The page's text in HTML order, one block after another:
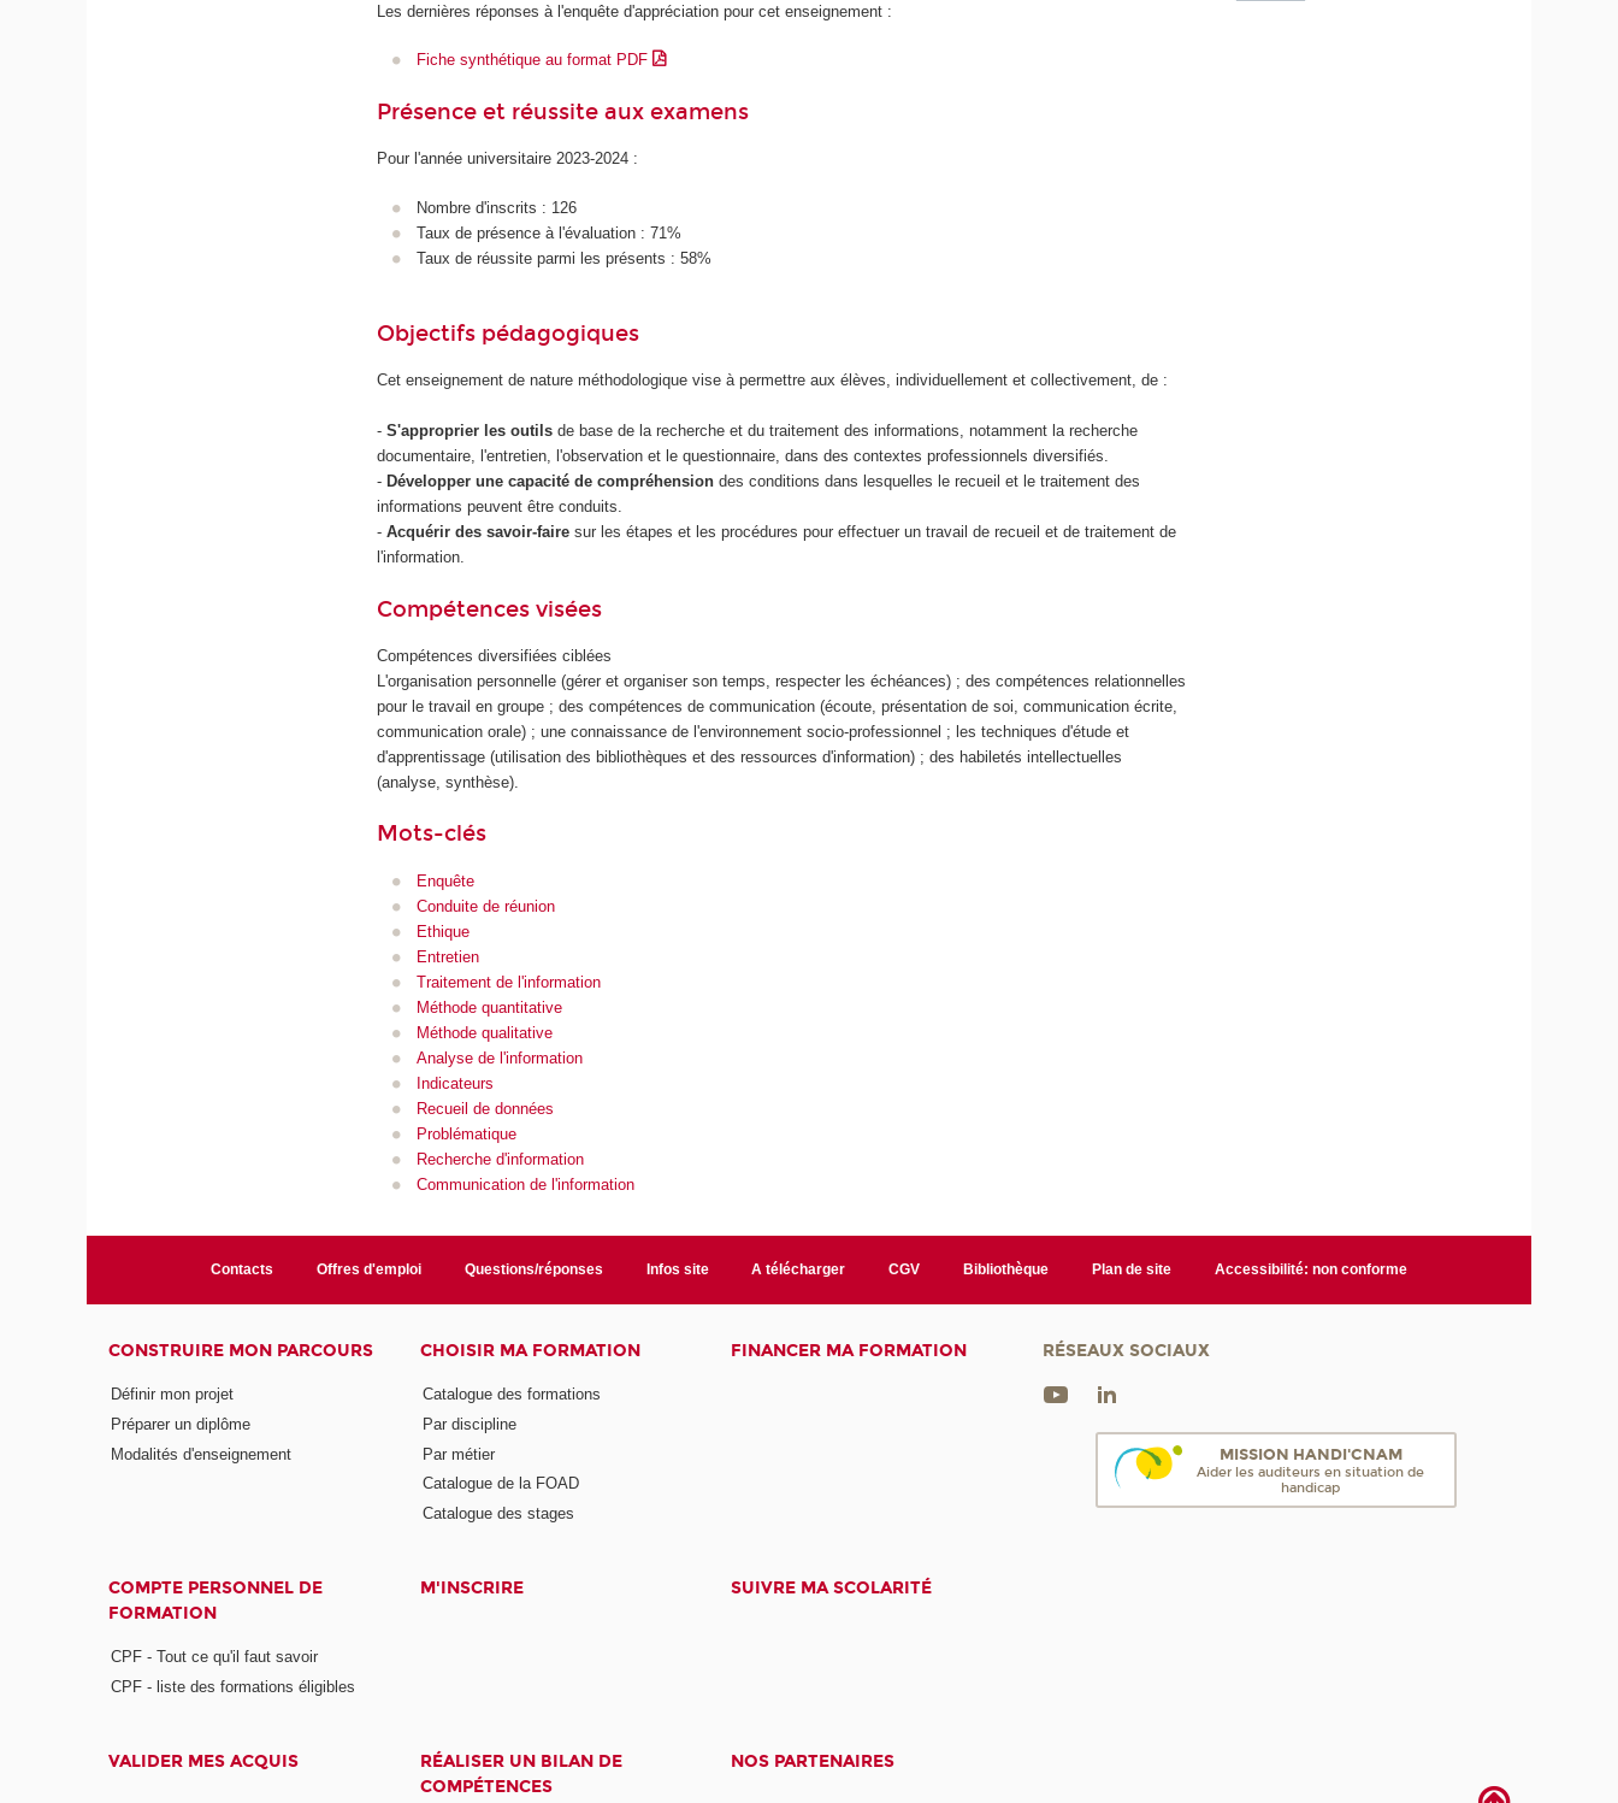
Les dernières réponses à l'enquête d'appréciation pour cet enseignement :
Fiche synthétique au format PDF
Présence et réussite aux examens
Pour l'année universitaire 2023-2024 :
Nombre d'inscrits : 126
Taux de présence à l'évaluation : 71%
Taux de réussite parmi les présents : 58%
Objectifs pédagogiques
Cet enseignement de nature méthodologique vise à permettre aux élèves, individuellement et collectivement, de :
-S'approprier les outils de base de la recherche et du traitement des informations, notamment la recherche
documentaire, l'entretien, l'observation et le questionnaire, dans des contextes professionnels diversifiés.
- Développer une capacité de compréhension des conditions dans lesquelles le recueil et le traitement des
informations peuvent être conduits.
-Acquérir des savoir-faire sur les étapes et les procédures pour effectuer un travail de recueil et de traitement de
l'information.
Compétences visées
Compétences diversifiées ciblées
L'organisation personnelle (gérer et organiser son temps, respecter les échéances) ; des compétences relationnelles
pour le travail en groupe ; des compétences de communication (écoute, présentation de soi, communication écrite,
communication orale) ; une connaissance de l'environnement socio-professionnel ; les techniques d'étude et
d'apprentissage (utilisation des bibliothèques et des ressources d'information) ; des habiletés intellectuelles
(analyse, synthèse).
Mots-clés
Enquête
Conduite de réunion
Ethique
Entretien
Traitement de l'information
Méthode quantitative
Méthode qualitative
Analyse de l'information
Indicateurs
Recueil de données
Problématique
Recherche d'information
Communication de l'information
Contacts Offres d'emploi Questions/réponses Infos site A télécharger CGV Bibliothèque Plan de site Accessibilité: non conforme
CONSTRUIRE MON PARCOURS
Définir mon projet
Préparer un diplôme
Modalités d'enseignement
CHOISIR MA FORMATION
Catalogue des formations
Par discipline
Par métier
Catalogue de la FOAD
Catalogue des stages
FINANCER MA FORMATION
COMPTE PERSONNEL DE
FORMATION
CPF - Tout ce qu'il faut savoir
CPF - liste des formations éligibles
M'INSCRIRE SUIVRE MA SCOLARITÉ
VALIDER MES ACQUIS
RÉALISER UN BILAN DE
COMPÉTENCES
NOS PARTENAIRES
RÉSEAUX SOCIAUX
MISSION HANDI'CNAM
Aider les auditeurs en situation de
handicap